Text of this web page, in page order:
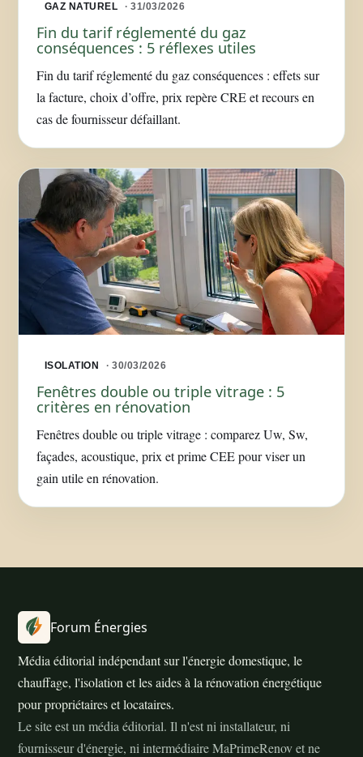
GAZ NATUREL · 31/03/2026
Fin du tarif réglementé du gaz
conséquences : 5 réflexes utiles
Fin du tarif réglementé du gaz conséquences : effets sur
la facture, choix d’offre, prix repère CRE et recours en
cas de fournisseur défaillant.
ISOLATION · 30/03/2026
Fenêtres double ou triple vitrage : 5
critères en rénovation
Fenêtres double ou triple vitrage : comparez Uw, Sw,
façades, acoustique, prix et prime CEE pour viser un
gain utile en rénovation.
Forum Énergies
Média éditorial indépendant sur l'énergie domestique, le
chauffage, l'isolation et les aides à la rénovation énergétique
pour propriétaires et locataires.
Le site est un média éditorial. Il n'est ni installateur, ni
fournisseur d'énergie, ni intermédiaire MaPrimeRenov et ne